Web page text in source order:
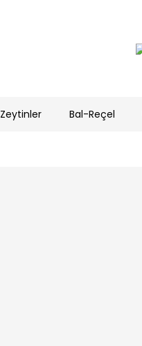
Zeytinler Bal-Reçel